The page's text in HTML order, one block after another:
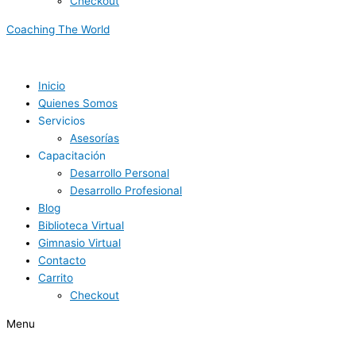
Coaching The World
Inicio
Quienes Somos
Servicios
Asesorías
Capacitación
Desarrollo Personal
Desarrollo Profesional
Blog
Biblioteca Virtual
Gimnasio Virtual
Contacto
Carrito
Checkout
Menu